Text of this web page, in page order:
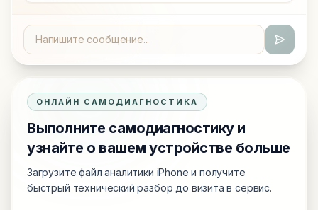
ОНЛАЙН САМОДИАГНОСТИКА
Выполните самодиагностику и
узнайте о вашем устройстве больше
Загрузите файл аналитики iPhone и получите
быстрый технический разбор до визита в сервис.